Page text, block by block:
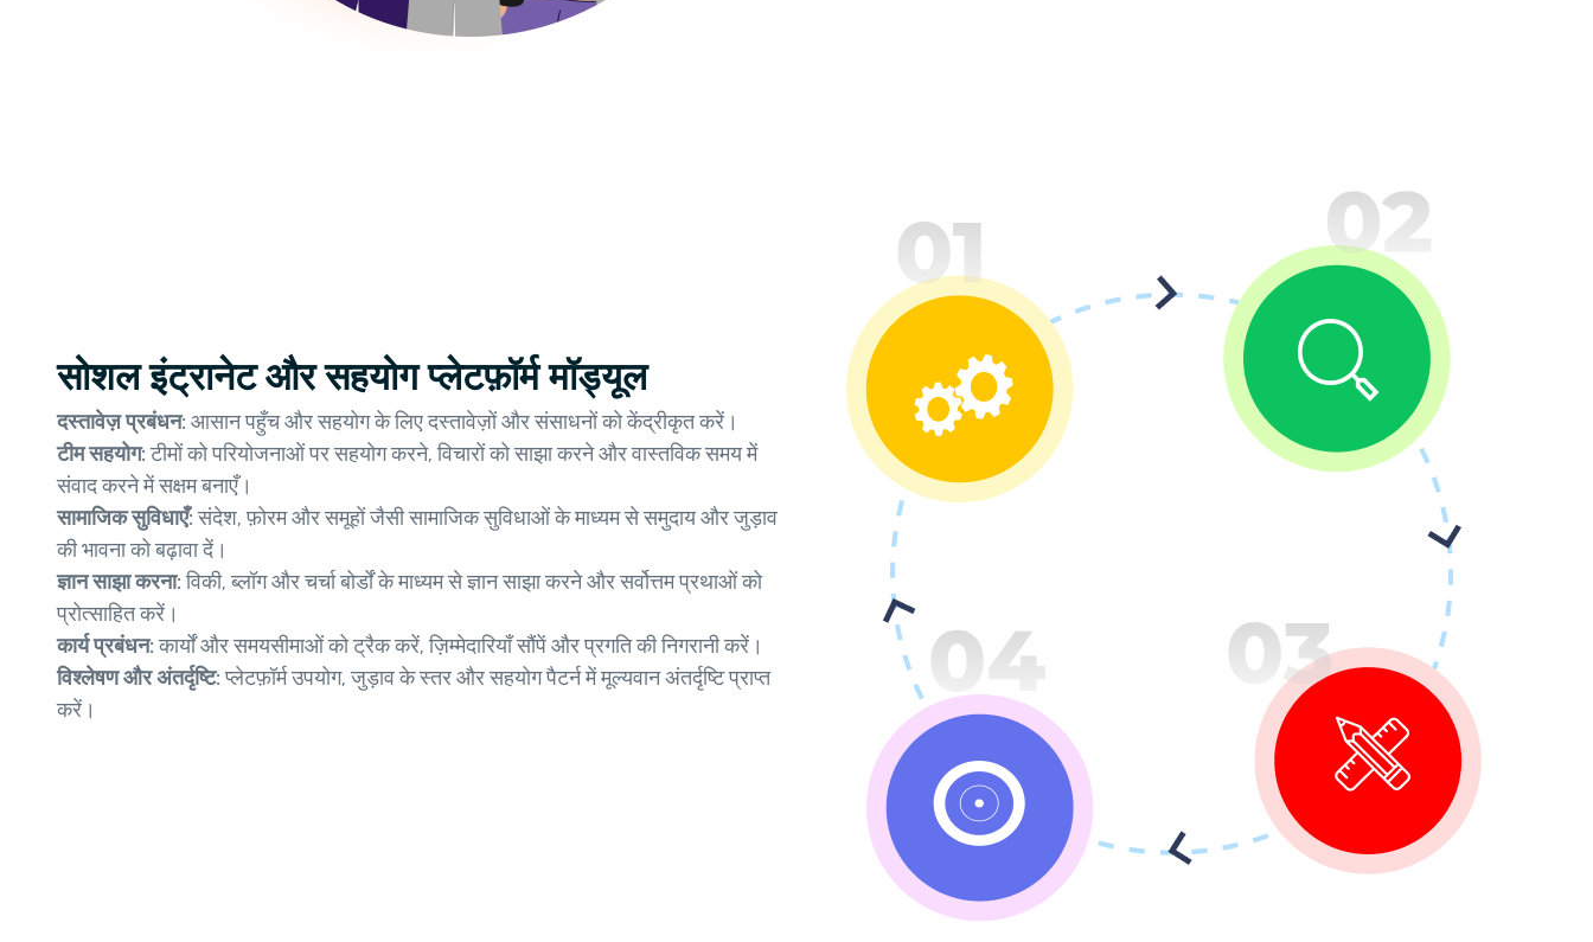
सोशल इंट्रानेट और सहयोग प्लेटफ़ॉर्म मॉड्यूल
दस्तावेज़ प्रबंधन: आसान पहुँच और सहयोग के लिए दस्तावेज़ों और संसाधनों को केंद्रीकृत करें।
टीम सहयोग:टीमों को परियोजनाओं पर सहयोग करने, विचारों को साझा करने और वास्तविक समय में
संवाद करने में सक्षम बनाएँ।
सामाजिक सुविधाएँ:संदेश, फ़ोरम और समूहों जैसी सामाजिक सुविधाओं के माध्यम से समुदाय और जुड़ाव
की भावना को बढ़ावा दें।
ज्ञान साझा करना:विकी, ब्लॉग और चर्चा बोर्डों के माध्यम से ज्ञान साझा करने और सर्वोत्तम प्रथाओं को
प्रोत्साहित करें।
कार्य प्रबंधन:कार्यों और समयसीमाओं को ट्रैक करें, ज़िम्मेदारियाँ सौंपें और प्रगति की निगरानी करें।
विश्लेषण और अंतर्दृष्टि:प्लेटफ़ॉर्म उपयोग, जुड़ाव के स्तर और सहयोग पैटर्न में मूल्यवान अंतर्दृष्टि प्राप्त
करें।